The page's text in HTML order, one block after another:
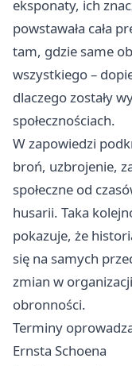
eksponaty, ich
powstawała cała
tam, gdzie same
wszystkiego –
dlaczego zostały
społecznościach.
W zapowiedzi
broń, uzbrojenie,
społeczne od
husarii. Taka
pokazuje, że
się na samych
zmian w
obronności.
Terminy
Ernsta Schoena